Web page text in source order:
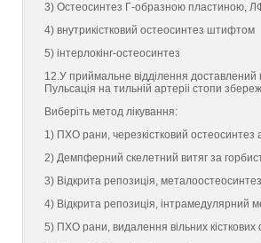
3) Остеосинтез Г-образною пластиною,
4) внутрикiстковий остеосинтез штифтом
5) iнтерлокiнг-остеосинтез
12.У приймальне вiддiлення доставлений
Пульсацiя на тильнiй артерii стопи
Виберiть метод лiкування:
1) ПХО рани, черезкiстковий остеосинтез
2) Демпферний скелетний витяг за
3) Вiдкрита репозицiя,
4) Вiдкрита репозицiя, iнтрамедулярний
5) ПХО рани, видалення вiльних